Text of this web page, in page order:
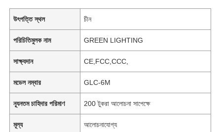
উৎপত্তি স্থল চীন
পরিচিতিমুলক নাম GREEN LIGHTING
সাক্ষ্যদান CE,FCC,CCC,
মডেল নম্বার GLC-6M
ন্যূনতম চাহিদার পরিমাণ 200 টুকরা আলোচনা সাপেক্ষে
মূল্য আলোচনাযোগ্য